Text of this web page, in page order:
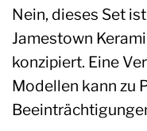
Nein, dieses Set
Jamestown
konzipiert. Eine
Modellen kann zu